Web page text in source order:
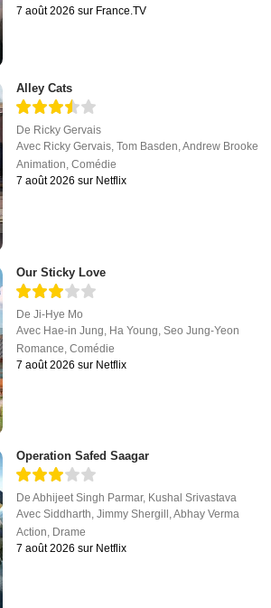
7 août 2026 sur France.TV
Alley Cats
De Ricky Gervais
Avec Ricky Gervais,Tom Basden,Andrew Brooke
Animation,Comédie
7 août 2026 sur Netflix
Our Sticky Love
DeJi-Hye Mo
Avec Hae-in Jung Ha Young ,Seo Jung-Yeon
Romance ,Comédie
7 août 2026 sur Netflix
Operation Safed Saagar
DeAbhijeet Singh Parmar, Kushal Srivastava
AvecSiddharth,Jimmy Shergill ,Abhay Verma
Action, Drame
7 août 2026 sur Netflix